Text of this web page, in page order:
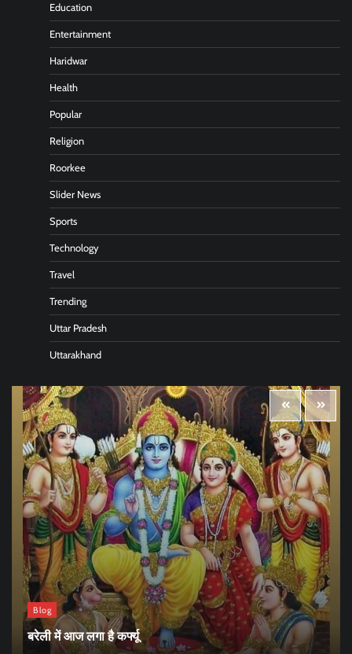
Education
Entertainment
Haridwar
Health
Popular
Religion
Roorkee
Slider News
Sports
Technology
Travel
Trending
Uttar Pradesh
Uttarakhand
Blog
बरेली में आज लगा है कर्फ्यू